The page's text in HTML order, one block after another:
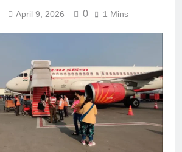
April 9, 2026 0 1 Mins